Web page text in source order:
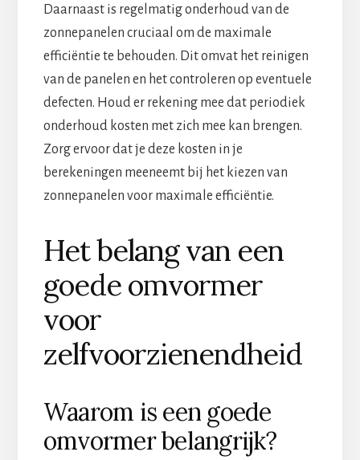
Daarnaast is regelmatig onderhoud van de
zonnepanelen cruciaal om de maximale
efficiëntie te behouden. Dit omvat het reinigen
van de panelen en het controleren op eventuele
defecten. Houd er rekening mee dat periodiek
onderhoud kosten met zich mee kan brengen.
Zorg ervoor dat je deze kosten in je
berekeningen meeneemt bij het kiezen van
zonnepanelen voor maximale efficiëntie.
Het belang van een
goede omvormer
voor
zelfvoorzienendheid
Waarom is een goede
omvormer belangrijk?